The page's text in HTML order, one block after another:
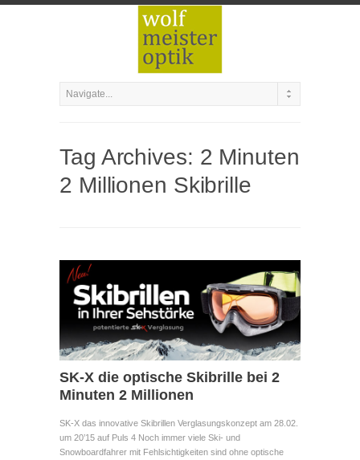
Tag Archives: 2 Minuten
2 Millionen Skibrille
SK-X die optische Skibrille bei 2
Minuten 2 Millionen
SK-X das innovative Skibrillen Verglasungskonzept am 28.02.
um 20’15 auf Puls 4 Noch immer viele Ski- und
Snowboardfahrer mit Fehlsichtigkeiten sind ohne optische